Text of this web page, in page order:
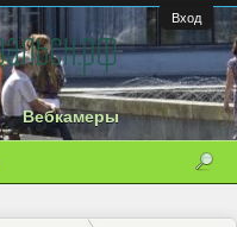
Вход
Вебкамеры